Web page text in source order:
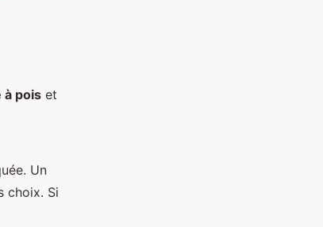
à pois et
Un
choix. Si